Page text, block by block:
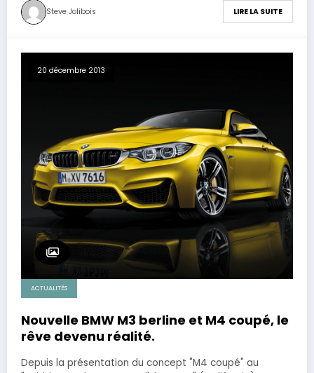
Steve Jolibois LIRE LA SUITE
20 décembre 2013
ACTUALITÉS
Nouvelle BMW M3 berline et M4 coupé, le
rêve devenu réalité.
Depuis la présentation du concept "M4 coupé" au